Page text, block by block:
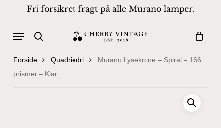
content
Fri forsikret fragt på alle Murano lamper.
Productssearch
Menu
Forside Quadriedri
Murano Lysekrone – Spiral – 166
prismer – Klar